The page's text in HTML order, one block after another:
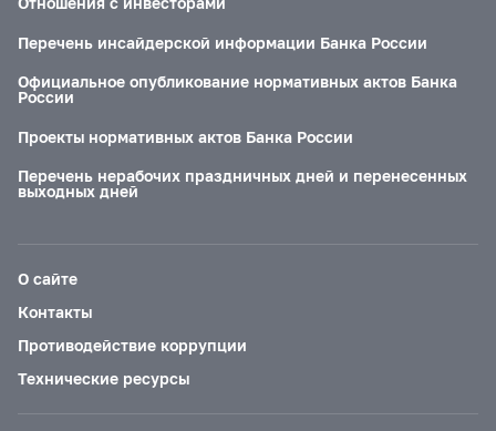
Перечень инсайдерской информации Банка России
Официальное опубликование нормативных актов Банка
России
Проекты нормативных актов Банка России
Перечень нерабочих праздничных дней и перенесенных
выходных дней
О сайте
Контакты
Противодействие коррупции
Технические ресурсы